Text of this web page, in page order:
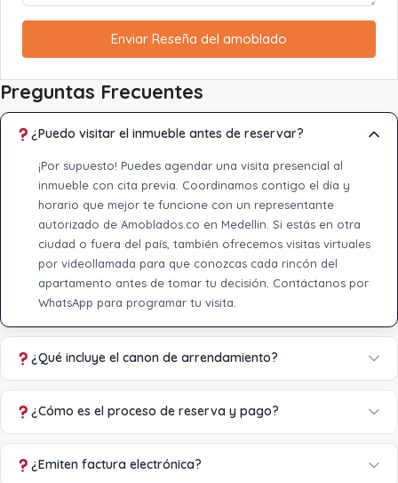
Enviar Reseña del amoblado
Preguntas Frecuentes
¿Puedo visitar el inmueble antes de reservar?
¡Por supuesto! Puedes agendar una visita presencial al
inmueble con cita previa. Coordinamos contigo el día y
horario que mejor te funcione con un representante
autorizado de Amoblados.co en Medellin. Si estás en otra
ciudad o fuera del país, también ofrecemos visitas virtuales
por videollamada para que conozcas cada rincón del
apartamento antes de tomar tu decisión. Contáctanos por
WhatsApp para programar tu visita.
¿Qué incluye el canon de arrendamiento?
¿Cómo es el proceso de reserva y pago?
¿Emiten factura electrónica?